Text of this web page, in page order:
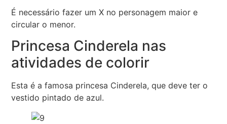
É necessário fazer um X no personagem maior e
circular o menor.
Princesa Cinderela nas
atividades de colorir
Esta é a famosa princesa Cinderela, que deve ter o
vestido pintado de azul.